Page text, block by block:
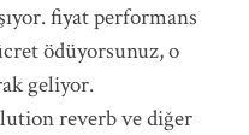
fiyat performans
ödüyorsunuz, o
geliyor.
reverb ve diğer